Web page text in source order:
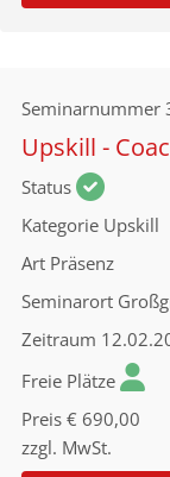
Seminarnummer
Upskill -
Status
Kategorie Upskill
Art Präsenz
Seminarort
Zeitraum
Freie Plätze
Preis € 690,00
zzgl. MwSt.